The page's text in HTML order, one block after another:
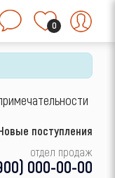
0
поступления
отдел продаж
000-00-00